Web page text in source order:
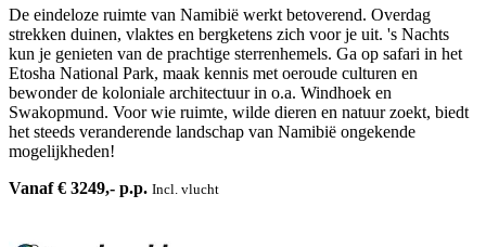
De eindeloze ruimte van Namibië werkt betoverend. Overdag
strekken duinen, vlaktes en bergketens zich voor je uit. 's Nachts
kun je genieten van de prachtige sterrenhemels. Ga op safari in het
Etosha National Park, maak kennis met oeroude culturen en
bewonder de koloniale architectuur in o.a. Windhoek en
Swakopmund. Voor wie ruimte, wilde dieren en natuur zoekt, biedt
het steeds veranderende landschap van Namibië ongekende
mogelijkheden!
Vanaf € 3249,- p.p. Incl. vlucht